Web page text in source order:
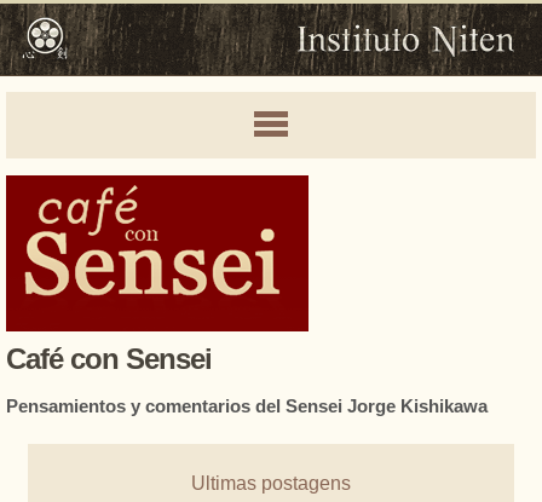
Café con Sensei
Pensamientos y comentarios del Sensei Jorge Kishikawa
Ultimas postagens